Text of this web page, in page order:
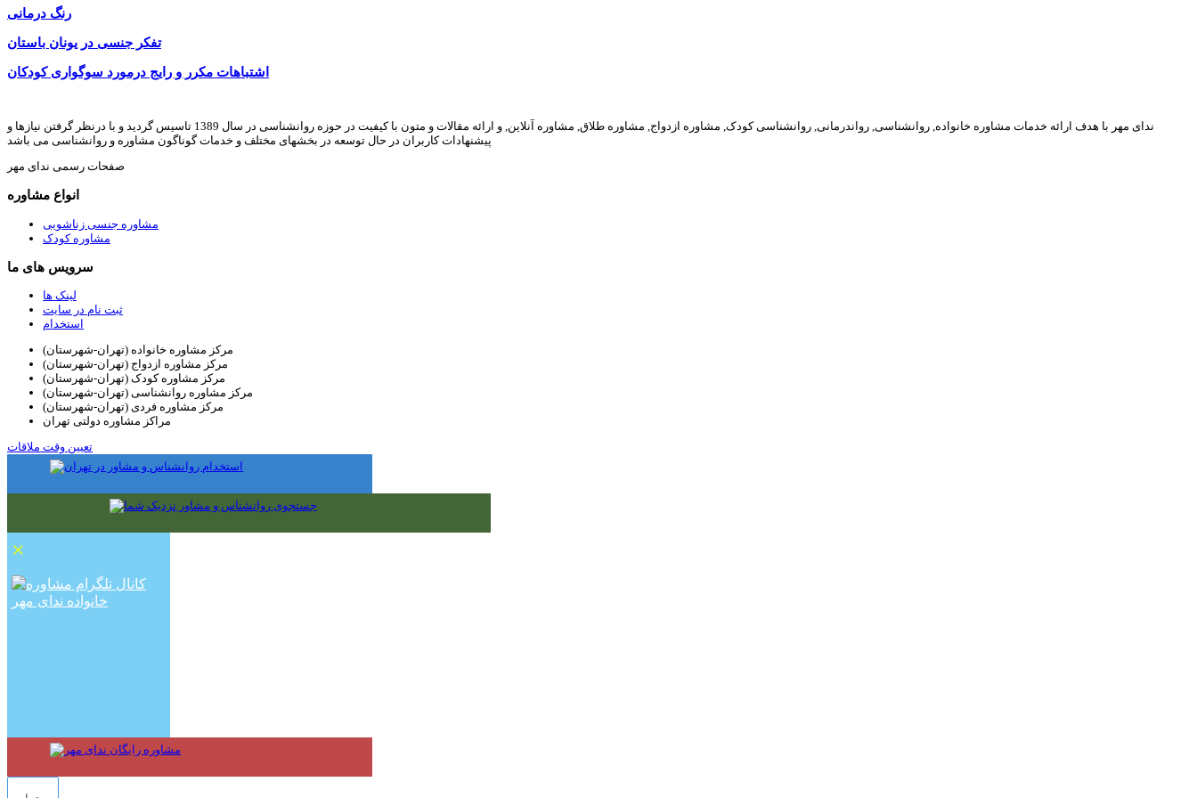
رنگ درمانی
تفکر جنسی در یونان باستان
اشتباهات مکرر و رایج درمورد سوگواری کودکان
ندای مهر با هدف ارائه خدمات مشاوره خانواده, روانشناسی, رواندرمانی, روانشناسی کودک, مشاوره ازدواج, مشاوره طلاق, مشاوره آنلاین, و ارائه مقالات و متون با کیفیت در حوزه روانشناسی در سال 1389 تاسیس گردید و با درنظر گرفتن نیازها و
پیشنهادات کاربران در حال توسعه در بخشهای مختلف و خدمات گوناگون مشاوره و روانشناسی می باشد
صفحات رسمی ندای مهر
انواع مشاوره
مشاوره جنسی زناشویی
مشاوره کودک
سرویس های ما
لینک ها
ثبت نام در سایت
استخدام
مرکز مشاوره خانواده (تهران-شهرستان)
مرکز مشاوره ازدواج (تهران-شهرستان)
مرکز مشاوره کودک (تهران-شهرستان)
مرکز مشاوره روانشناسی (تهران-شهرستان)
مرکز مشاوره فردی (تهران-شهرستان)
مراکز مشاوره دولتی تهران
تعیین وقت ملاقات
×